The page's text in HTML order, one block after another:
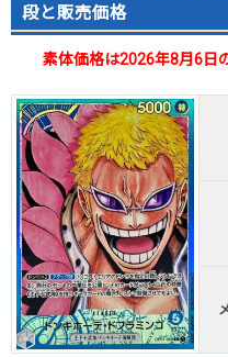
段と販売価格
素体価格は2026年8月6日